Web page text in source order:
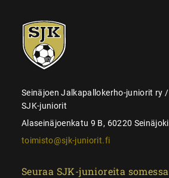
SJK-
juniorit
Seinäjoen Jalkapallokerho-juniorit ry /
SJK-juniorit
Alaseinäjoenkatu 9 B, 60220 Seinäjoki
toimisto@sjk-juniorit.fi
Seuraa SJK-junioreita somessa